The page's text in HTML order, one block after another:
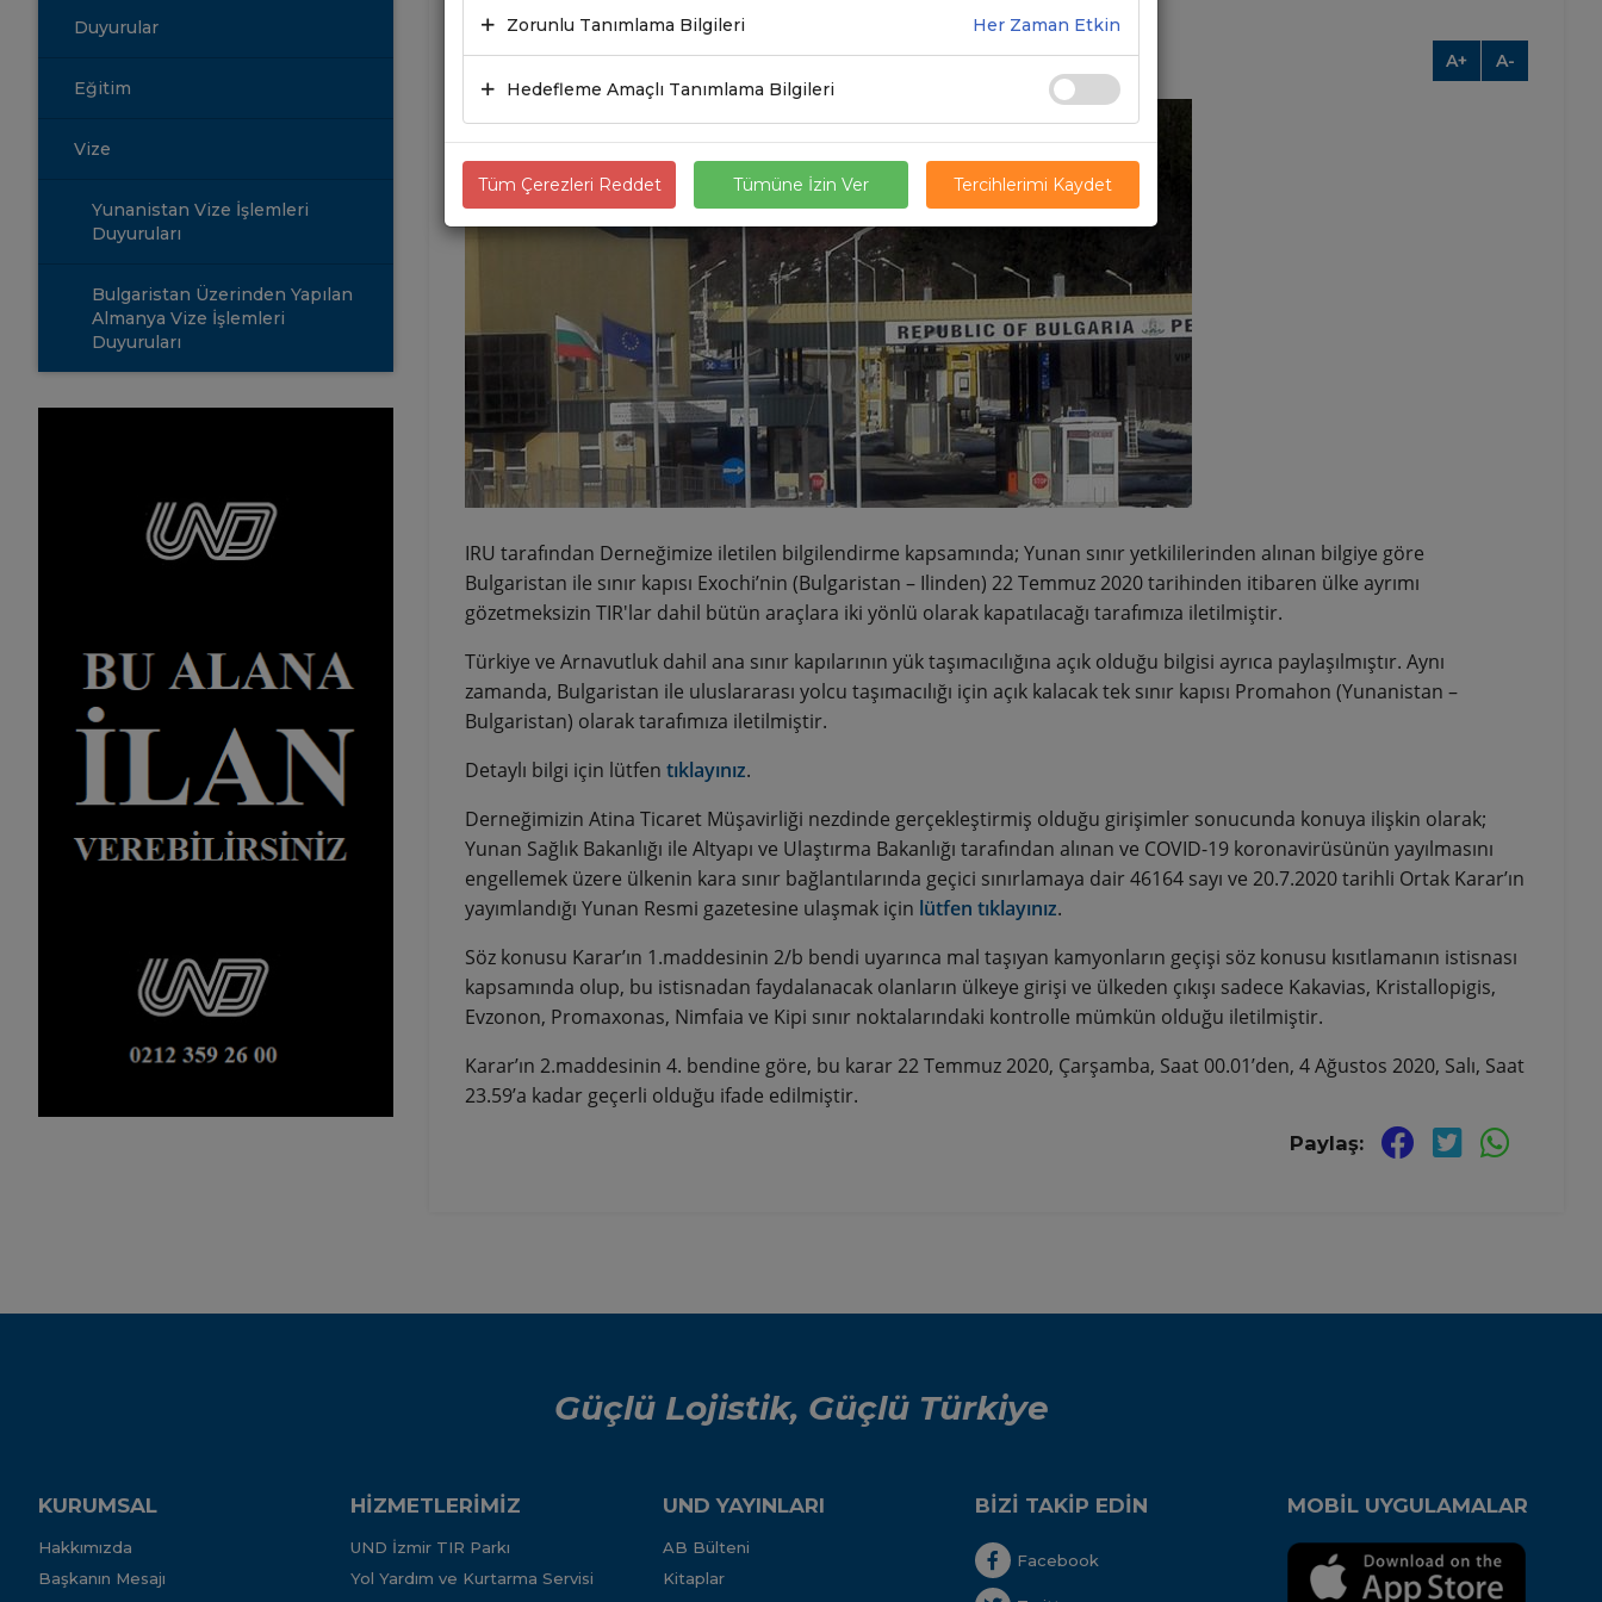
Duyurular
Eğitim
Vize
Yunanistan Vize İşlemleri
Duyuruları
Bulgaristan Üzerinden Yapılan
Almanya Vize İşlemleri
Duyuruları
23.07.2020 A+ A-
IRU tarafından Derneğimize iletilen bilgilendirme kapsamında; Yunan sınır yetkililerinden alınan bilgiye göre
Bulgaristan ile sınır kapısı Exochi’nin (Bulgaristan – Ilinden) 22 Temmuz 2020 tarihinden itibaren ülke ayrımı
gözetmeksizin TIR'lar dahil bütün araçlara iki yönlü olarak kapatılacağı tarafımıza iletilmiştir.
Türkiye ve Arnavutluk dahil ana sınır kapılarının yük taşımacılığına açık olduğu bilgisi ayrıca paylaşılmıştır. Aynı
zamanda, Bulgaristan ile uluslararası yolcu taşımacılığı için açık kalacak tek sınır kapısı Promahon (Yunanistan –
Bulgaristan) olarak tarafımıza iletilmiştir.
Detaylı bilgi için lütfen tıklayınız.
Derneğimizin Atina Ticaret Müşavirliği nezdinde gerçekleştirmiş olduğu girişimler sonucunda konuya ilişkin olarak;
Yunan Sağlık Bakanlığı ile Altyapı ve Ulaştırma Bakanlığı tarafından alınan ve COVID-19 koronavirüsünün yayılmasını
engellemek üzere ülkenin kara sınır bağlantılarında geçici sınırlamaya dair 46164 sayı ve 20.7.2020 tarihli Ortak Karar’ın
yayımlandığı Yunan Resmi gazetesine ulaşmak için lütfen tıklayınız.
Söz konusu Karar’ın 1.maddesinin 2/b bendi uyarınca mal taşıyan kamyonların geçişi söz konusu kısıtlamanın istisnası
kapsamında olup, bu istisnadan faydalanacak olanların ülkeye girişi ve ülkeden çıkışı sadece Kakavias, Kristallopigis,
Evzonon, Promaxonas, Nimfaia ve Kipi sınır noktalarındaki kontrolle mümkün olduğu iletilmiştir.
Karar’ın 2.maddesinin 4. bendine göre, bu karar 22 Temmuz 2020, Çarşamba, Saat 00.01’den, 4 Ağustos 2020, Salı, Saat
23.59’a kadar geçerli olduğu ifade edilmiştir.
Paylaş:
Güçlü Lojistik, Güçlü Türkiye
KURUMSAL
Hakkımızda
Başkanın Mesajı
HİZMETLERİMİZ
UND İzmir TIR Parkı
Yol Yardım ve Kurtarma Servisi
UND YAYINLARI
AB Bülteni
Kitaplar
BİZİ TAKİP EDİN
Facebook
MOBİL UYGULAMALAR
Zorunlu Tanımlama Bilgileri Her Zaman Etkin
Hedefleme Amaçlı Tanımlama Bilgileri
Tüm Çerezleri Reddet Tümüne İzin Ver Tercihlerimi Kaydet